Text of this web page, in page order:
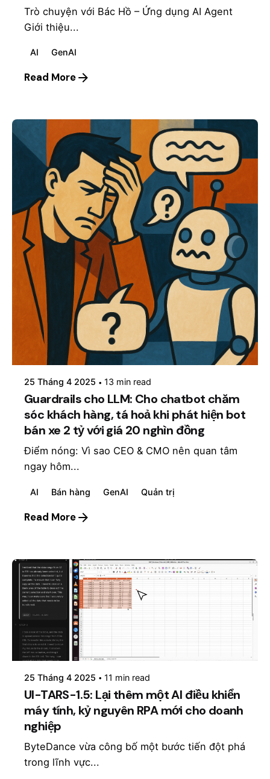
Trò chuyện với Bác Hồ – Ứng dụng AI Agent
Giới thiệu...
AI GenAI
Read More
Posted by
mosyai
25 Tháng 4 2025 13 min read
Guardrails cho LLM: Cho chatbot chăm
sóc khách hàng, tá hoả khi phát hiện bot
bán xe 2 tỷ với giá 20 nghìn đồng
Điểm nóng: Vì sao CEO & CMO nên quan tâm
ngay hôm...
AI Bán hàng GenAI Quản trị
Read More
Posted by
mosyai
25 Tháng 4 2025 11 min read
UI-TARS-1.5: Lại thêm một AI điều khiển
máy tính, kỷ nguyên RPA mới cho doanh
nghiệp
ByteDance vừa công bố một bước tiến đột phá
trong lĩnh vực...